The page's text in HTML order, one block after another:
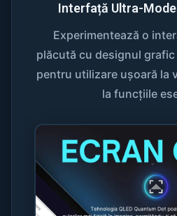
Interfață Ultra-
Experimentează o
plăcută cu designul
pentru utilizare ușoară la
la funcțiile